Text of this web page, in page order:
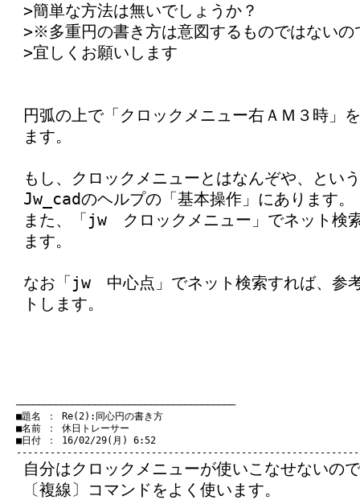
>簡単な方法は無いでしょうか？
>※多重円の書き方は意図するものではないの
>宜しくお願いします
円弧の上で「クロックメニュー右ＡＭ３時」
ます。
もし、クロックメニューとはなんぞや、とい
Jw_cadのヘルプの「基本操作」にあります。
また、「jw クロックメニュー」でネット検
ます。
なお「jw 中心点」でネット検索すれば、参
トします。
───────────────────────────────────────
■題名 ： Re(2):同心円の書き方
■名前 ： 休日トレーサー
■日付 ： 16/02/29(月) 6:52
自分はクロックメニューが使いこなせないの
〔複線〕コマンドをよく使います。